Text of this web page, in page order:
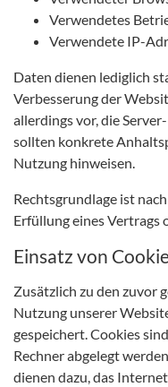
Verwendetes
Verwendete IP-
Daten dienen lediglich
Verbesserung der
allerdings vor, die
sollten konkrete
Nutzung hinweisen.
Rechtsgrundlage ist
Erfüllung eines
Einsatz von
Zusätzlich zu den zuvor
Nutzung unserer
gespeichert. Cookies
Rechner abgelegt
dienen dazu, das